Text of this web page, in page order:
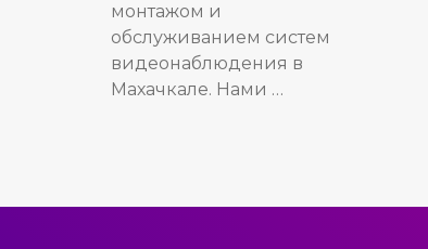
монтажом и
обслуживанием систем
видеонаблюдения в
Махачкале. Нами …